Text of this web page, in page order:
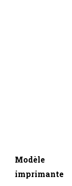
Modèle
imprimante